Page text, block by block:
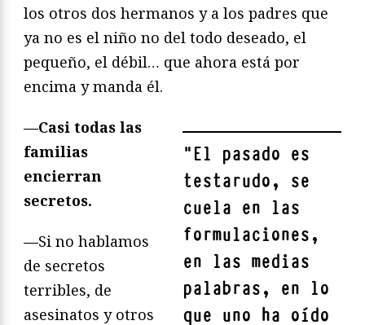
los otros dos hermanos y a los padres que
ya no es el niño no del todo deseado, el
pequeño, el débil… que ahora está por
encima y manda él.
"El pasado es
testarudo, se
cuela en las
formulaciones,
en las medias
palabras, en lo
que uno ha oído
—Casi todas las
familias
encierran
secretos.
—Si no hablamos
de secretos
terribles, de
asesinatos y otros